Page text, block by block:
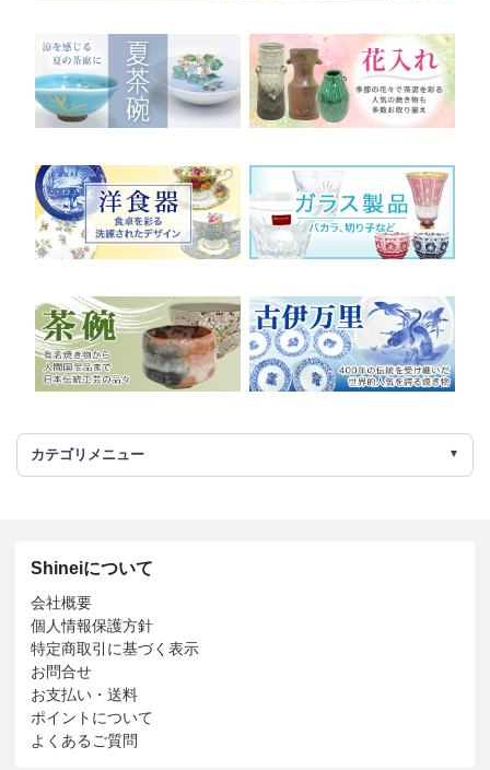
カテゴリメニュー
Shineiについて
会社概要
個人情報保護方針
特定商取引に基づく表示
お問合せ
お支払い・送料
ポイントについて
よくあるご質問